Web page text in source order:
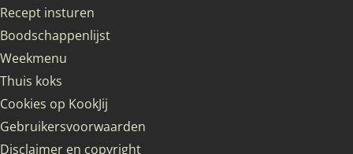
Recept insturen
Boodschappenlijst
Weekmenu
Thuis koks
Cookies op KookJij
Gebruikersvoorwaarden
Disclaimer en copyright